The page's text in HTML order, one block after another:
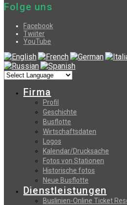
Folge uns
Facebook
Twiiter
YouTube
Firma
Profil
Geschichte
Busflotte
Wirtschaftsdaten
Logos
Kalendar/Drucksache
Fotos von Stationen
Historische fotos
Neue Busflotte
Dienstleistungen
Buslinien-Online Ticket